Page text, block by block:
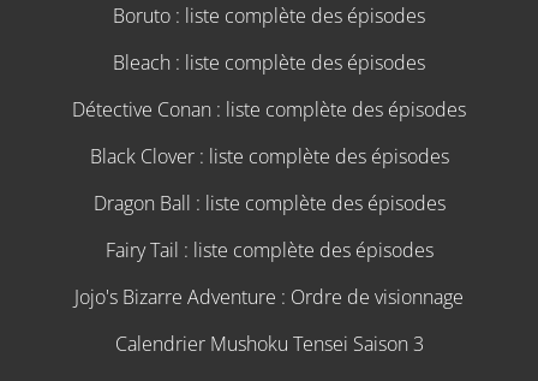
Boruto : liste complète des épisodes
Bleach : liste complète des épisodes
Détective Conan : liste complète des épisodes
Black Clover : liste complète des épisodes
Dragon Ball : liste complète des épisodes
Fairy Tail : liste complète des épisodes
Jojo's Bizarre Adventure : Ordre de visionnage
Calendrier Mushoku Tensei Saison 3